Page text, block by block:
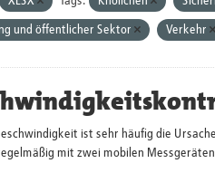
und öffentlicher Sektor Verkehr
ist sehr häufig die
mit zwei mobilen